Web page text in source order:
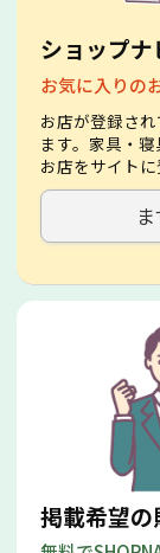
ショップ
お気に入りの
お店が登録さ
ます。家具・
お店をサイトに
掲載希望